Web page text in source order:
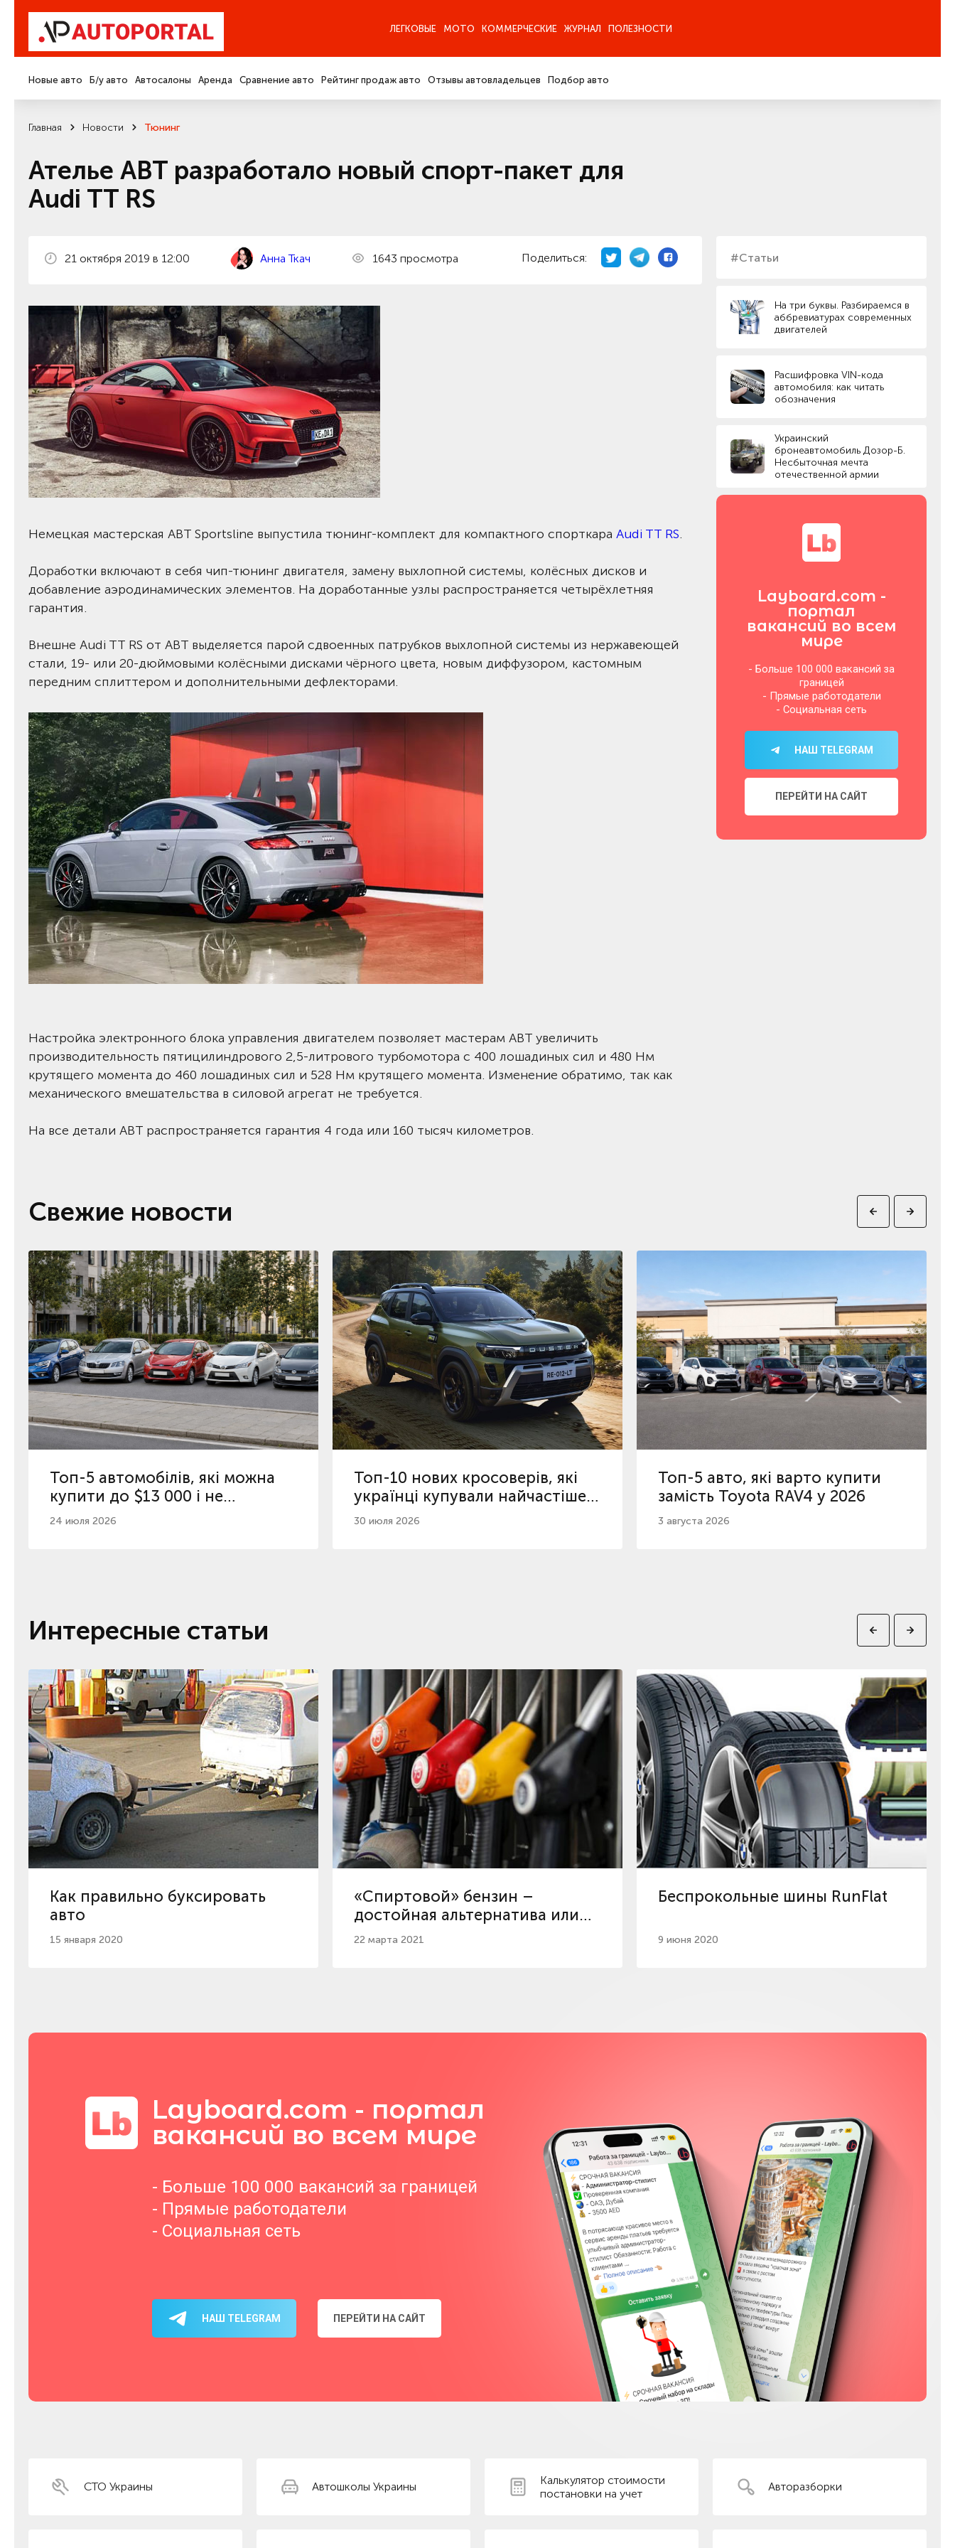
ЛЕГКОВЫЕ МОТО КОММЕРЧЕСКИЕ ЖУРНАЛ ПОЛЕЗНОСТИ
Новые авто Б/у авто Автосалоны Аренда Сравнение авто Рейтинг продаж авто Отзывы автовладельцев Подбор авто
Главная Новости Тюнинг
Ателье ABT разработало новый спорт-пакет для
Audi TT RS
#Статьи
На три буквы. Разбираемся в
аббревиатурах современных
двигателей
Расшифровка VIN-кода
автомобиля: как читать
обозначения
Украинский
бронеавтомобиль Дозор-Б.
Несбыточная мечта
отечественной армии
Layboard.com -
портал
вакансий во всем
мире
- Больше 100 000 вакансий за
границей
- Прямые работодатели
- Социальная сеть
НАШ TELEGRAM
ПЕРЕЙТИ НА САЙТ
21 октября 2019 в 12:00 Анна Ткач 1643 просмотра Поделиться:
Немецкая мастерская ABT Sportsline выпустила тюнинг-комплект для компактного спорткара Audi TT RS.
Доработки включают в себя чип-тюнинг двигателя, замену выхлопной системы, колёсных дисков и
добавление аэродинамических элементов. На доработанные узлы распространяется четырёхлетняя
гарантия.
Внешне Audi TT RS от ABT выделяется парой сдвоенных патрубков выхлопной системы из нержавеющей
стали, 19- или 20-дюймовыми колёсными дисками чёрного цвета, новым диффузором, кастомным
передним сплиттером и дополнительными дефлекторами.
Настройка электронного блока управления двигателем позволяет мастерам ABT увеличить
производительность пятицилиндрового 2,5-литрового турбомотора с 400 лошадиных сил и 480 Нм
крутящего момента до 460 лошадиных сил и 528 Нм крутящего момента. Изменение обратимо, так как
механического вмешательства в силовой агрегат не требуется.
На все детали ABT распространяется гарантия 4 года или 160 тысяч километров.
Свежие новости
Топ-5 автомобілів, які можна
купити до $13 000 і не
пошкодувати
24 июля 2026
Топ-10 нових кросоверів, які
українці купували найчастіше з
початку 2026
30 июля 2026
Топ-5 авто, які варто купити
замість Toyota RAV4 у 2026
3 августа 2026
Интересные статьи
Как правильно буксировать
авто
15 января 2020
«Спиртовой» бензин –
достойная альтернатива или
обман?
22 марта 2021
Беспрокольные шины RunFlat
9 июня 2020
Facebook
YouTube
Layboard.com - портал
вакансий во всем мире
- Больше 100 000 вакансий за границей
- Прямые работодатели
- Социальная сеть
НАШ TELEGRAM ПЕРЕЙТИ НА САЙТ
СТО Украины Автошколы Украины
Калькулятор стоимости
постановки на учет
Авторазборки